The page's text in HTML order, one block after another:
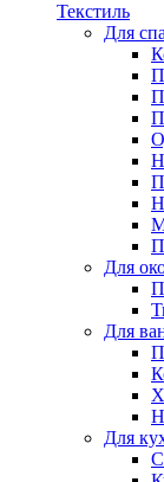
Текстиль
Для
Для
Для
Для